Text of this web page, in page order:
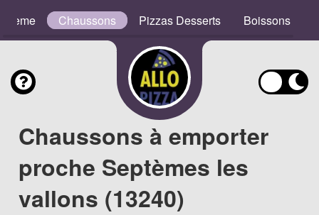
Chaussons Pizzas Desserts Boissons
Chaussons à emporter
proche Septèmes les
vallons (13240)